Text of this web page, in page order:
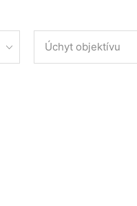
Úchyt objektívu